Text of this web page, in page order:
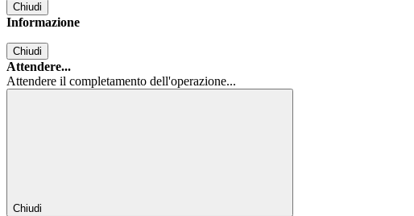
Chiudi
Informazione
Chiudi
Attendere...
Attendere il completamento dell'operazione...
Chiudi